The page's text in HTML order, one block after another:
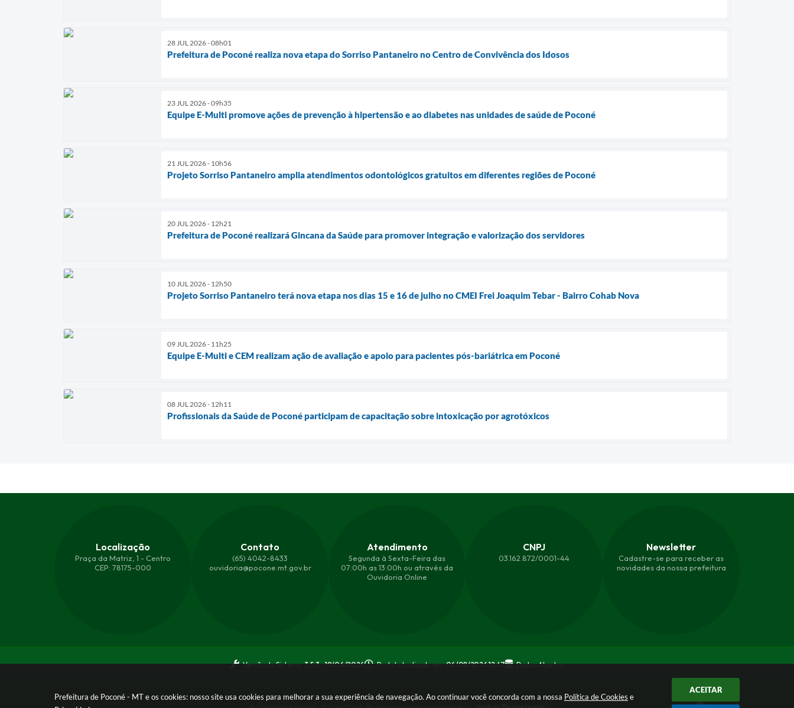
Prefeitura de Poconé - MT e os cookies: nosso site usa cookies para melhorar a sua experiência de navegação. Ao continuar você concorda com a nossa Política de Cookies e
ACEITAR
28 JUL 2026 - 08h01
Prefeitura de Poconé realiza nova etapa do Sorriso Pantaneiro no Centro de Convivência dos Idosos
23 JUL 2026 - 09h35
Equipe E-Multi promove ações de prevenção à hipertensão e ao diabetes nas unidades de saúde de Poconé
21 JUL 2026 - 10h56
Projeto Sorriso Pantaneiro amplia atendimentos odontológicos gratuitos em diferentes regiões de Poconé
20 JUL 2026 - 12h21
Prefeitura de Poconé realizará Gincana da Saúde para promover integração e valorização dos servidores
10 JUL 2026 - 12h50
Projeto Sorriso Pantaneiro terá nova etapa nos dias 15 e 16 de julho no CMEI Frei Joaquim Tebar - Bairro Cohab Nova
09 JUL 2026 - 11h25
Equipe E-Multi e CEM realizam ação de avaliação e apoio para pacientes pós-bariátrica em Poconé
08 JUL 2026 - 12h11
Profissionais da Saúde de Poconé participam de capacitação sobre intoxicação por agrotóxicos
Localização
Praça da Matriz, 1 - Centro
CEP: 78175-000
Contato
(65) 4042-8433
ouvidoria@pocone.mt.gov.br
Atendimento
Segunda à Sexta-Feira das
07:00h as 13:00h ou através da
Ouvidoria Online
CNPJ
03.162.872/0001-44
Newsletter
Cadastre-se para receber as
novidades da nossa prefeitura
Versão do Sistema:3.5.3 - 19/06/2026 Portal atualizado em:06/08/2026 12:47 Dados Abertos